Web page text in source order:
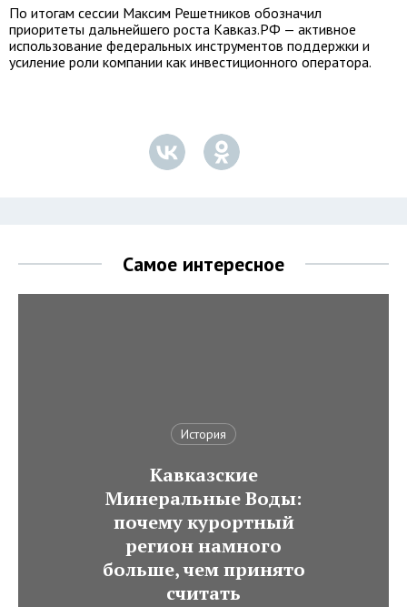
По итогам сессии Максим Решетников обозначил
приоритеты дальнейшего роста Кавказ.РФ — активное
использование федеральных инструментов поддержки и
усиление роли компании как инвестиционного оператора.
Самое интересное
История
Кавказские
Минеральные Воды:
почему курортный
регион намного
больше, чем принято
считать